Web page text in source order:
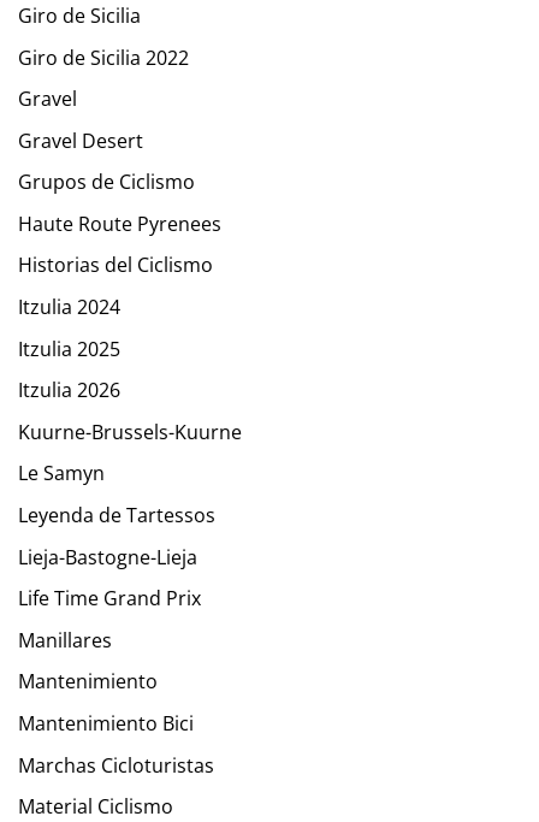
Giro de Sicilia
Giro de Sicilia 2022
Gravel
Gravel Desert
Grupos de Ciclismo
Haute Route Pyrenees
Historias del Ciclismo
Itzulia 2024
Itzulia 2025
Itzulia 2026
Kuurne-Brussels-Kuurne
Le Samyn
Leyenda de Tartessos
Lieja-Bastogne-Lieja
Life Time Grand Prix
Manillares
Mantenimiento
Mantenimiento Bici
Marchas Cicloturistas
Material Ciclismo